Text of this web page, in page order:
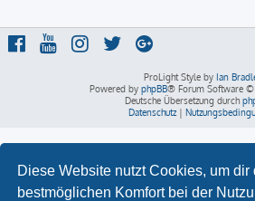
Diese Website nutzt Cookies, um dir
bestmöglichen Komfort bei der
ProLight Style by Ian
Powered by phpBB® Forum Software ©
Deutsche Übersetzung durch
Datenschutz |